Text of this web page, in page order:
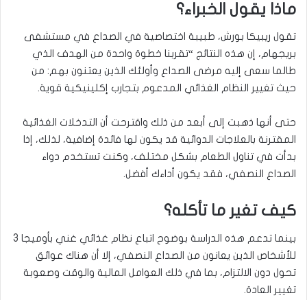
ماذا يقول الخبراء؟
تقول ريبيكا بورش، طبيبة اختصاصية في الصداع في مستشفى
بريجهام، إن هذه النتائج “تقربنا خطوة واحدة من الهدف الذي
طالما سعى إليه مرضى الصداع وأولئك الذين يعتنون بهم: من
حيث تغيير النظام الغذائي المدعوم بتجارب إكلينيكية قوية.
حتى أنها ذهبت إلى أبعد من ذلك واقترحت أن التدخلات الغذائية
المقترنة بالعلاجات الدوائية قد يكون لها فائدة إضافية، لذلك، إذا
بدأت في تناول الطعام بشكل مختلف، وكنت تستخدم دواء
الصداع النصفي، فقد يكون أداءك أفضل.
كيف تغير ما تأكله؟
بينما تدعم هذه الدراسة بوضوح اتباع نظام غذائي غني بأوميجا 3
للأشخاص الذين يعانون من الصداع النصفي، إلا أن هناك عوائق
تحول دون الالتزام، بما في ذلك العوامل المالية والوقت وصعوبة
تغيير العادة.